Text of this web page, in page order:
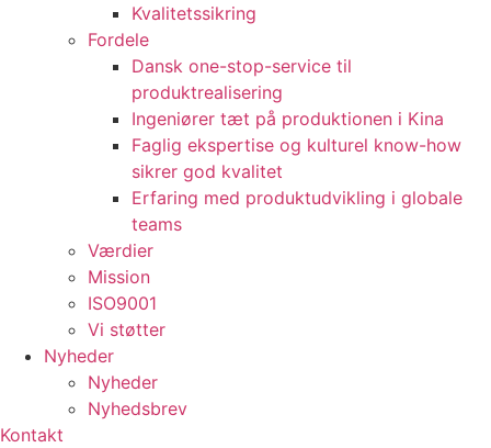
Kvalitetssikring
Fordele
Dansk one-stop-service til
produktrealisering
Ingeniører tæt på produktionen i Kina
Faglig ekspertise og kulturel know-how
sikrer god kvalitet
Erfaring med produktudvikling i globale
teams
Værdier
Mission
ISO9001
Vi støtter
Nyheder
Nyheder
Nyhedsbrev
Kontakt